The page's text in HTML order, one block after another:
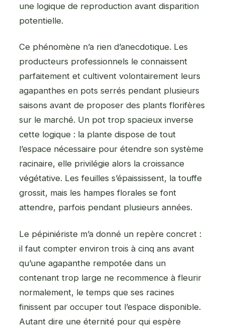
une logique de reproduction avant disparition
potentielle.
Ce phénomène n’a rien d’anecdotique. Les
producteurs professionnels le connaissent
parfaitement et cultivent volontairement leurs
agapanthes en pots serrés pendant plusieurs
saisons avant de proposer des plants florifères
sur le marché. Un pot trop spacieux inverse
cette logique : la plante dispose de tout
l’espace nécessaire pour étendre son système
racinaire, elle privilégie alors la croissance
végétative. Les feuilles s’épaississent, la touffe
grossit, mais les hampes florales se font
attendre, parfois pendant plusieurs années.
Le pépiniériste m’a donné un repère concret :
il faut compter environ trois à cinq ans avant
qu’une agapanthe rempotée dans un
contenant trop large ne recommence à fleurir
normalement, le temps que ses racines
finissent par occuper tout l’espace disponible.
Autant dire une éternité pour qui espère